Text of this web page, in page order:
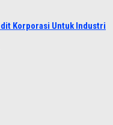
Korporasi Untuk Industri